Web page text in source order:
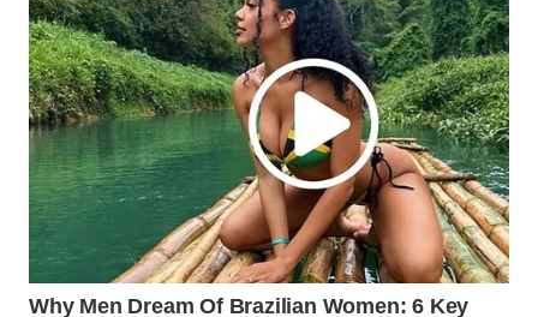
LISTRIK
WAHANA
TRAVEL
WAHANA
TV
WAHANANEWS
ID